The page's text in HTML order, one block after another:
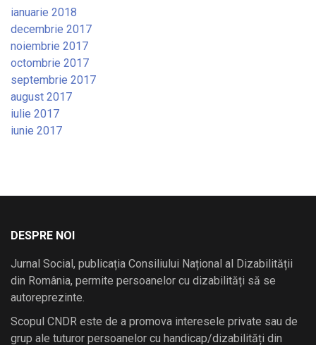
ianuarie 2018
decembrie 2017
noiembrie 2017
octombrie 2017
septembrie 2017
august 2017
iulie 2017
iunie 2017
DESPRE NOI
Jurnal Social, publicația Consiliului Național al Dizabilității
din România, permite persoanelor cu dizabilități să se
autoreprezinte.
Scopul CNDR este de a promova interesele private sau de
grup ale tuturor persoanelor cu handicap/dizabilități din